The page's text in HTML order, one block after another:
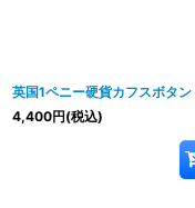
英国1ペニー硬貨カフスボタン
4,400円(税込)